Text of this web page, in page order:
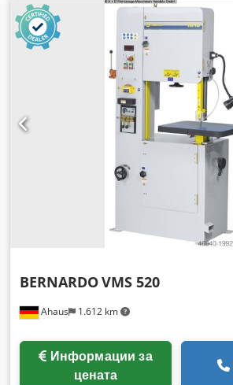
Ahaus 1.612 km
BERNARDOVMS 520
цената